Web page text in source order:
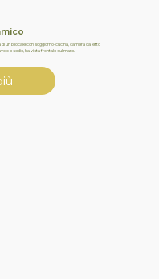
un bilocale con soggiorno-cucina, camera da letto
e sedie, ha vista frontale sul mare.